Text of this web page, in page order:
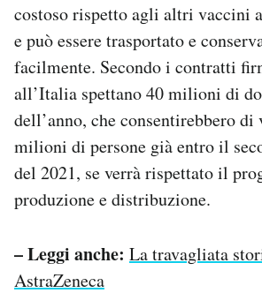
costoso rispetto agli altri vaccini
e può essere trasportato e
facilmente. Secondo i contratti
all’Italia spettano 40 milioni di
dell’anno, che consentirebbero di
milioni di persone già entro il
del 2021, se verrà rispettato il
produzione e distribuzione.
– Leggi anche: La travagliata
AstraZeneca